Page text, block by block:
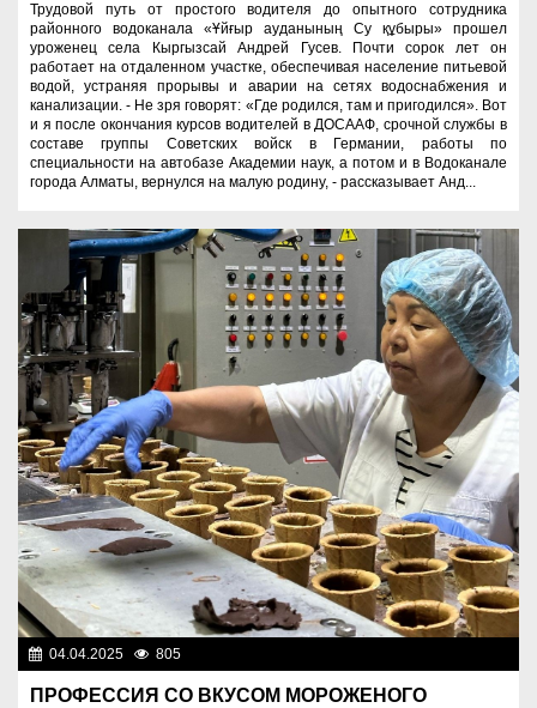
Трудовой путь от простого водителя до опытного сотрудника
районного водоканала «Ұйғыр ауданының Су құбыры» прошел
уроженец села Кыргызсай Андрей Гусев. Почти сорок лет он
работает на отдаленном участке, обеспечивая население питьевой
водой, устраняя прорывы и аварии на сетях водоснабжения и
канализации. - Не зря говорят: «Где родился, там и пригодился». Вот
и я после окончания курсов водителей в ДОСААФ, срочной службы в
составе группы Советских войск в Германии, работы по
специальности на автобазе Академии наук, а потом и в Водоканале
города Алматы, вернулся на малую родину, - рассказывает Анд...
04.04.2025 805
ПРОФЕССИЯ СО ВКУСОМ МОРОЖЕНОГО